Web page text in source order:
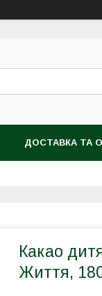
ДОСТАВКА ТА
Какао
Життя,